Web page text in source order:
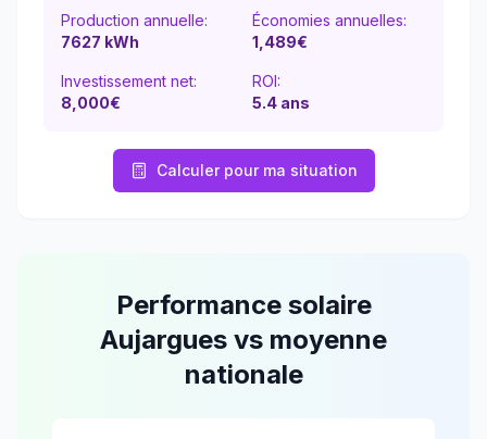
Production annuelle:
7627 kWh
Économies annuelles:
1,489€
Investissement net:
8,000€
ROI:
5.4 ans
Calculer pour ma situation
Performance solaire
Aujargues vs moyenne
nationale